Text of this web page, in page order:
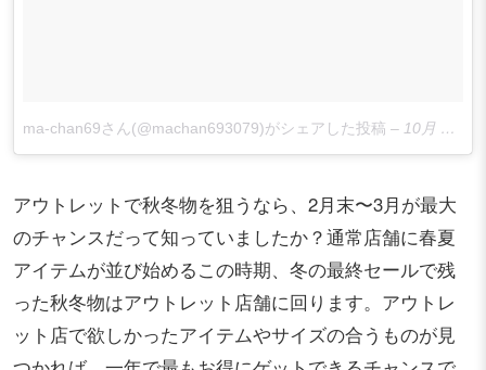
ma-chan69さん(@machan693079)がシェアした投稿 – 10月 31, 2016 at 2:22午前 PDT
アウトレットで秋冬物を狙うなら、2月末〜3月が最大
のチャンスだって知っていましたか？通常店舗に春夏
アイテムが並び始めるこの時期、冬の最終セールで残
った秋冬物はアウトレット店舗に回ります。アウトレ
ット店で欲しかったアイテムやサイズの合うものが見